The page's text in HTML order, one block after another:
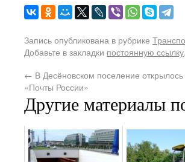
Запись опубликована в рубрике
Добавьте в закладки постоянную ссылку.
← В Десёновском поселение
«Почты России»
Другие материалы